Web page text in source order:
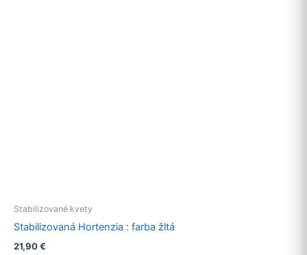
Stabilizované kvety
Stabilizovaná Hortenzia : farba žltá
21,90€